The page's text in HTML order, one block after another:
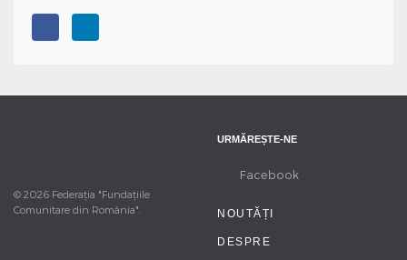
© 2026 Federația "Fundațiile
Comunitare din România".
URMĂREȘTE-NE
Facebook
NOUTĂȚI
DESPRE